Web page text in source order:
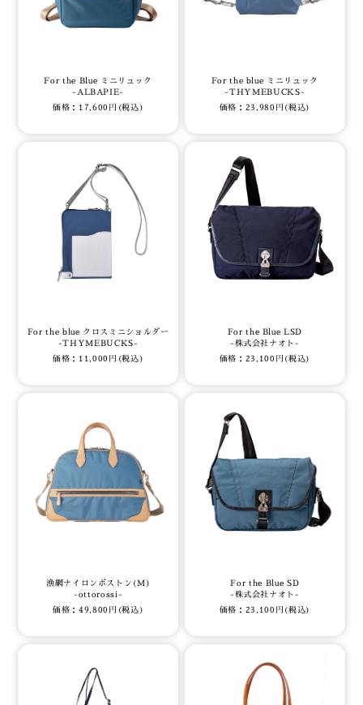
For the Blue ミニリュック
-ALBAPIE-
価格：17,600円(税込)
For the blue ミニリュック
-THYMEBUCKS-
価格：23,980円(税込)
For the blue クロスミニショルダー
-THYMEBUCKS-
価格：11,000円(税込)
For the Blue LSD
-株式会社ナオト-
価格：23,100円(税込)
漁網ナイロンボストン(M)
-ottorossi-
価格：49,800円(税込)
For the Blue SD
-株式会社ナオト-
価格：23,100円(税込)